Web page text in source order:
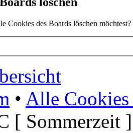
Cookies des Boards löschen möchtest?
• Alle Cookies
[ Sommerzeit ]